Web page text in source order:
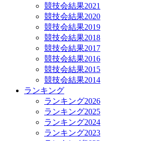
競技会結果2021
競技会結果2020
競技会結果2019
競技会結果2018
競技会結果2017
競技会結果2016
競技会結果2015
競技会結果2014
ランキング
ランキング2026
ランキング2025
ランキング2024
ランキング2023